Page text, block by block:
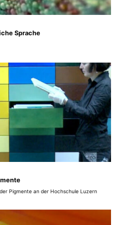
Sprache
Pigmente an der Hochschule Luzern